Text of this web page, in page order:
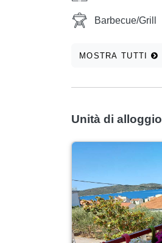
Barbecue/Grill
MOSTRA TUTTI
Unità di alloggio